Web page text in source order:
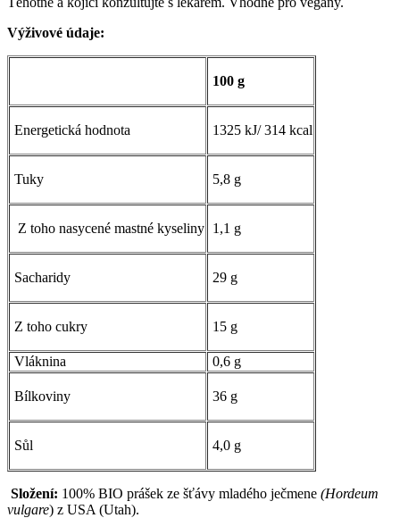
Výživové údaje:
100 g
Energetická hodnota 1325 kJ/ 314 kcal
Tuky 5,8 g
Z toho nasycené mastné kyseliny 1,1 g
Sacharidy 29 g
Z toho cukry 15 g
Vláknina 0,6 g
Bílkoviny 36 g
Sůl 4,0 g
Složení: 100% BIO prášek ze šťávy mladého ječmene (Hordeum
vulgare) z USA (Utah).